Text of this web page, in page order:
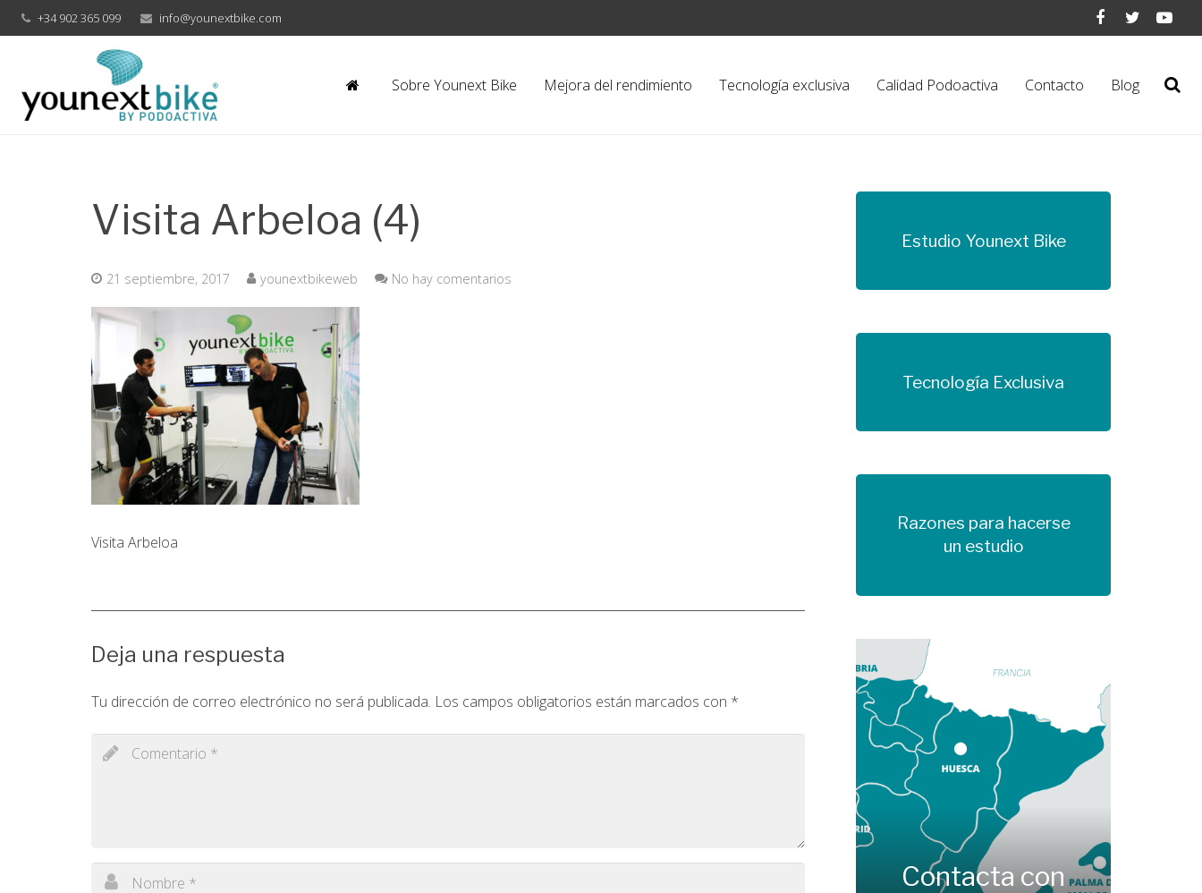
+34 902 365 099 info@younextbike.com
Sobre Younext Bike Mejora del rendimiento Tecnología exclusiva Calidad Podoactiva Contacto Blog
Visita Arbeloa (4)
21 septiembre, 2017 younextbikeweb No hay comentarios
Visita Arbeloa
Deja una respuesta
Tu dirección de correo electrónico no será publicada. Los campos obligatorios están marcados con *
Estudio Younext Bike
Más información
Tecnología Exclusiva
Más información
Razones para hacerse
un estudio
Más información
Contacta con